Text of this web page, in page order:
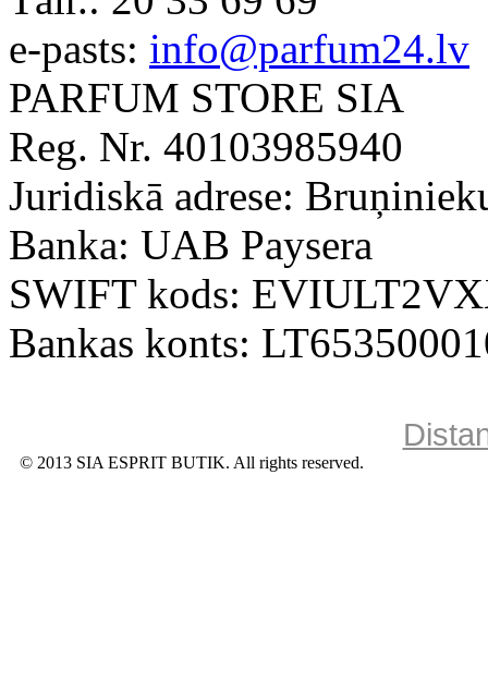
e-pasts: info@parfum24.lv
PARFUM STORE SIA
Reg. Nr. 40103985940
Juridiskā adrese:
Banka: UAB Paysera
SWIFT kods:
Bankas konts:
© 2013 SIA ESPRIT BUTIK. All rights reserved.